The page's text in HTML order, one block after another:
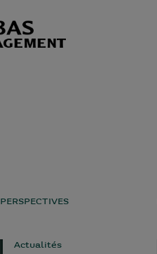
PERSPECTIVES
Actualités